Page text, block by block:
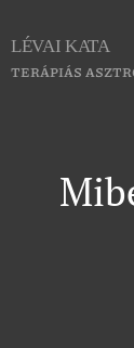
LÉVAI KATA
TERÁPIÁS